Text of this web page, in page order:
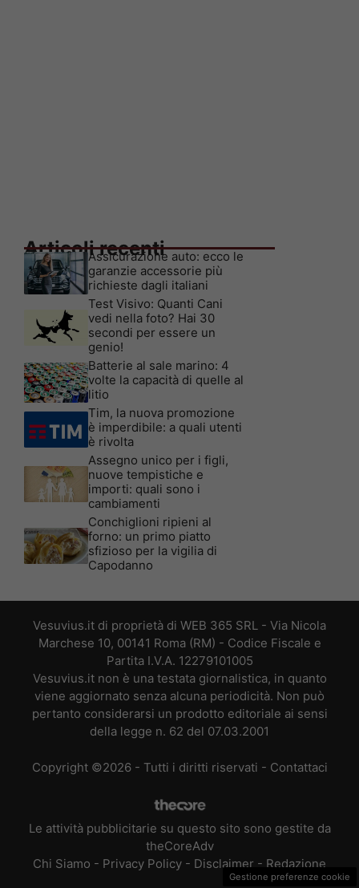
Articoli recenti
Assicurazione auto: ecco le
garanzie accessorie più
richieste dagli italiani
Test Visivo: Quanti Cani
vedi nella foto? Hai 30
secondi per essere un
genio!
Batterie al sale marino: 4
volte la capacità di quelle al
litio
Tim, la nuova promozione
è imperdibile: a quali utenti
è rivolta
Assegno unico per i figli,
nuove tempistiche e
importi: quali sono i
cambiamenti
Conchiglioni ripieni al
forno: un primo piatto
sfizioso per la vigilia di
Capodanno
Vesuvius.it di proprietà di WEB 365 SRL - Via Nicola
Marchese 10, 00141 Roma (RM) - Codice Fiscale e
Partita I.V.A. 12279101005
Vesuvius.it non è una testata giornalistica, in quanto
viene aggiornato senza alcuna periodicità. Non può
pertanto considerarsi un prodotto editoriale ai sensi
della legge n. 62 del 07.03.2001
Copyright ©2026 - Tutti i diritti riservati - Contattaci
Le attività pubblicitarie su questo sito sono gestite da
theCoreAdv
Chi Siamo - Privacy Policy - Disclaimer - Redazione
Gestione preferenze cookie